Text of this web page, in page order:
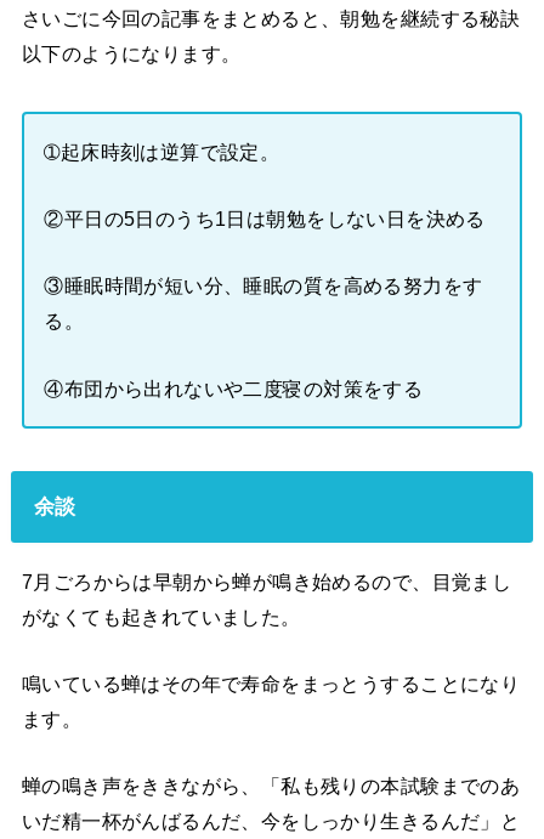
さいごに今回の記事をまとめると、朝勉を継続する秘訣
以下のようになります。
➀起床時刻は逆算で設定。
②平日の5日のうち1日は朝勉をしない日を決める
③睡眠時間が短い分、睡眠の質を高める努力をす
る。
④布団から出れないや二度寝の対策をする
余談
7月ごろからは早朝から蝉が鳴き始めるので、目覚まし
がなくても起きれていました。
鳴いている蝉はその年で寿命をまっとうすることになり
ます。
蝉の鳴き声をききながら、「私も残りの本試験までのあ
いだ精一杯がんばるんだ、今をしっかり生きるんだ」と